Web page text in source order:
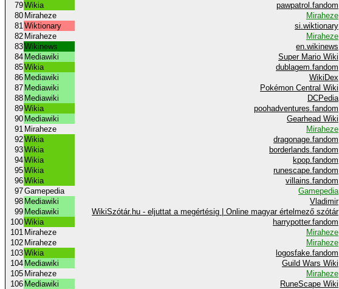
79Wikia pawpatrol.fandom
80 Miraheze Miraheze
81Wiktionary si.wiktionary
82 Miraheze Miraheze
83Wikinews en.wikinews
84 Mediawiki Super Mario Wiki
85Wikia dublagem.fandom
86 Mediawiki WikiDex
87 Mediawiki Pokémon Central Wiki
88 Mediawiki DCPedia
89Wikia poohadventures.fandom
90 Mediawiki Gearhead Wiki
91 Miraheze Miraheze
92Wikia dragonage.fandom
93Wikia borderlands.fandom
94Wikia kpop.fandom
95Wikia runescape.fandom
96Wikia villains.fandom
97Gamepedia Gamepedia
98 Mediawiki Vladimir
99 Mediawiki WikiSzótár.hu - eljuttat a megértésig | Online magyar értelmező szótár
100Wikia harrypotter.fandom
101 Miraheze Miraheze
102 Miraheze Miraheze
103Wikia logosfake.fandom
104 Mediawiki Guild Wars Wiki
105 Miraheze Miraheze
106 Mediawiki RuneScape Wiki